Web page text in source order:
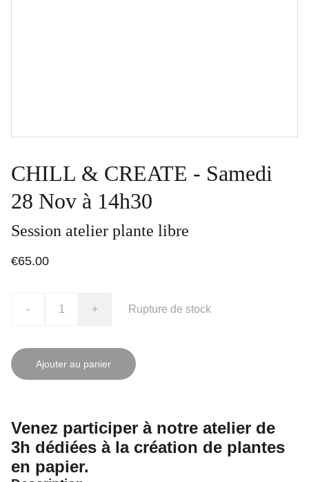
CHILL & CREATE - Samedi
28 Nov à 14h30
Session atelier plante libre
€65.00
- + Rupture de stock
Ajouter au panier
Venez participer à notre atelier de
3h dédiées à la création de plantes
en papier.